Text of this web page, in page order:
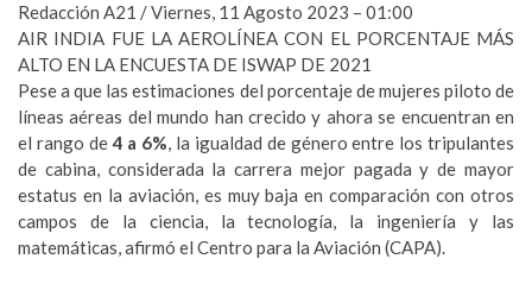
Redacción A21 / Viernes, 11 Agosto 2023 – 01:00
AIR INDIA FUE LA AEROLÍNEA CON EL PORCENTAJE MÁS
ALTO EN LA ENCUESTA DE ISWAP DE 2021
Pese a que las estimaciones del porcentaje de mujeres piloto de
líneas aéreas del mundo han crecido y ahora se encuentran en
el rango de4 a 6%, la igualdad de género entre los tripulantes
de cabina, considerada la carrera mejor pagada y de mayor
estatus en la aviación, es muy baja en comparación con otros
campos de la ciencia, la tecnología, la ingeniería y las
matemáticas, afirmó el Centro para la Aviación (CAPA).